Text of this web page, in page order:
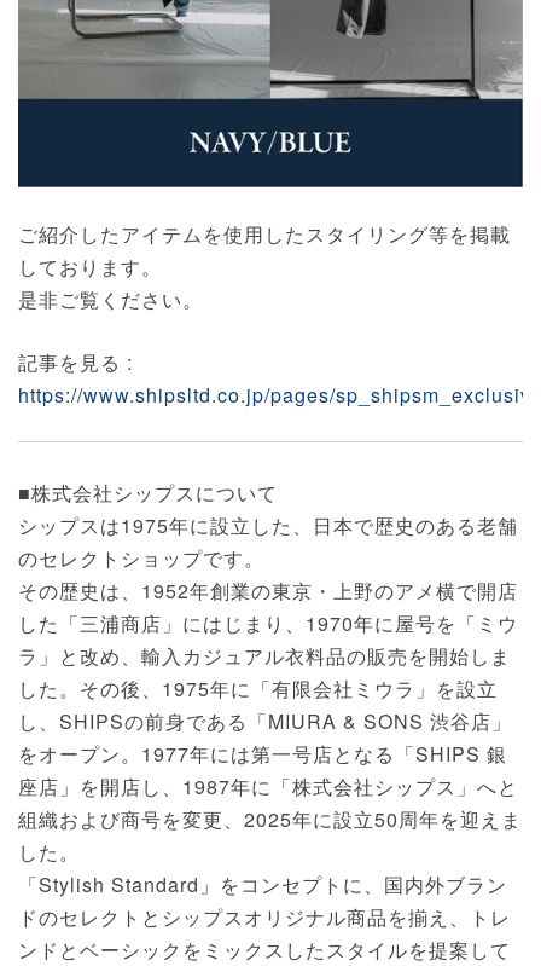
ご紹介したアイテムを使用したスタイリング等を掲載
しております。
是非ご覧ください。
記事を見る :
https://www.shipsltd.co.jp/pages/
■株式会社シップスについて
シップスは1975年に設立した、日本で歴史のある老舗
のセレクトショップです。
その歴史は、1952年創業の東京・上野のアメ横で開店
した「三浦商店」にはじまり、1970年に屋号を「ミウ
ラ」と改め、輸入カジュアル衣料品の販売を開始しま
した。その後、1975年に「有限会社ミウラ」を設立
し、SHIPSの前身である「MIURA & SONS 渋谷店」
をオープン。1977年には第一号店となる「SHIPS 銀
座店」を開店し、1987年に「株式会社シップス」へと
組織および商号を変更、2025年に設立50周年を迎えま
した。
「Stylish Standard」をコンセプトに、国内外ブラン
ドのセレクトとシップスオリジナル商品を揃え、トレ
ンドとベーシックをミックスしたスタイルを提案して